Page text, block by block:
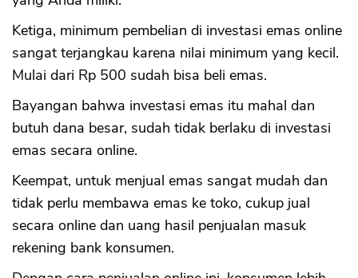
Ketiga, minimum pembelian di investasi emas online
sangat terjangkau karena nilai minimum yang kecil.
Mulai dari Rp 500 sudah bisa beli emas.
Bayangan bahwa investasi emas itu mahal dan
butuh dana besar, sudah tidak berlaku di investasi
emas secara online.
Keempat, untuk menjual emas sangat mudah dan
tidak perlu membawa emas ke toko, cukup jual
secara online dan uang hasil penjualan masuk
rekening bank konsumen.